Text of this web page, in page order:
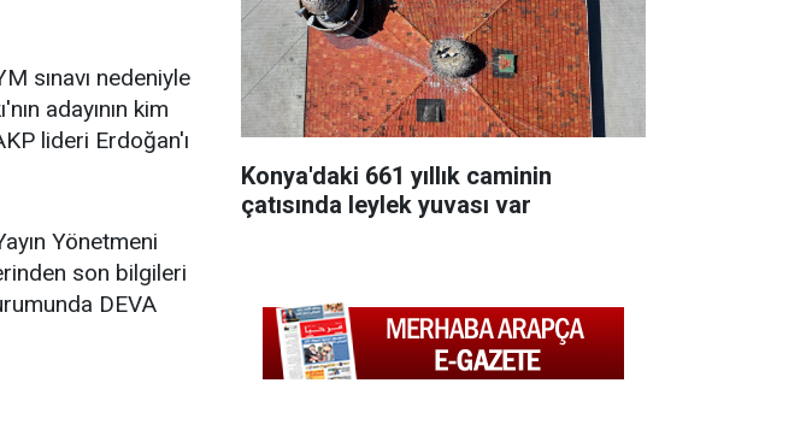
sınavı nedeniyle
adayının kim
lideri Erdoğan'ı
Yönetmeni
son bilgileri
DEVA
Konya'daki 661 yıllık caminin
çatısında leylek yuvası var